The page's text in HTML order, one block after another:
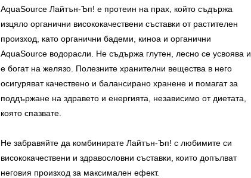
AquaSource Лайтън-Ъп! е протеин на прах, който съдържа
изцяло органични висококачествени съставки от растителен
произход, като органични бадеми, киноа и органични
AquaSource водорасли. Не съдържа глутен, лесно се усвоява и
е богат на желязо. Полезните хранителни вещества в него
осигуряват качествено и балансирано хранене и помагат за
поддържане на здравето и енергията, независимо от диетата,
която спазвате.
Не забравяйте да комбинирате Лайтън-Ъп! с любимите си
висококачествени и здравословни съставки, които допълват
неговия произход за максимален ефект.